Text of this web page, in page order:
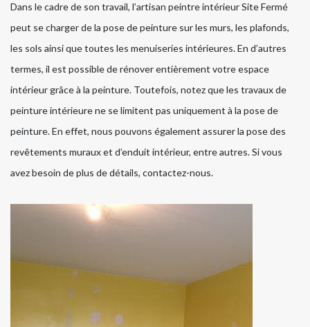
Dans le cadre de son travail, l’artisan peintre intérieur Site Fermé
peut se charger de la pose de peinture sur les murs, les plafonds,
les sols ainsi que toutes les menuiseries intérieures. En d’autres
termes, il est possible de rénover entièrement votre espace
intérieur grâce à la peinture. Toutefois, notez que les travaux de
peinture intérieure ne se limitent pas uniquement à la pose de
peinture. En effet, nous pouvons également assurer la pose des
revêtements muraux et d’enduit intérieur, entre autres. Si vous
avez besoin de plus de détails, contactez-nous.